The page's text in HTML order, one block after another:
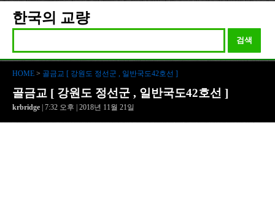
한국의 교량
검색
HOME > 골금교 [ 강원도 정선군 , 일반국도42호선 ]
골금교 [ 강원도 정선군 , 일반국도42호선 ]
krbridge | 7:32 오후 | 2018년 11월 21일